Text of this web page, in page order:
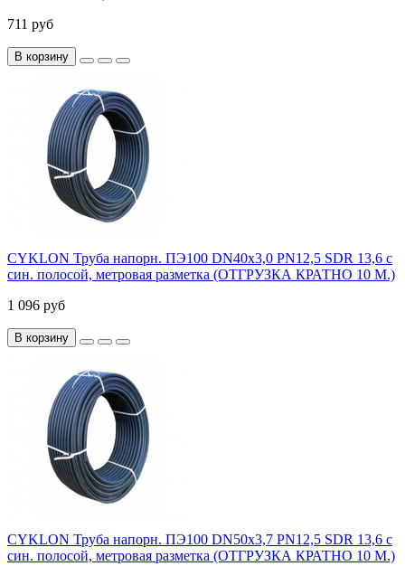
711 руб
В корзину
CYKLON Труба напорн. ПЭ100 DN40х3,0 PN12,5 SDR 13,6 с
син. полосой, метровая разметка (ОТГРУЗКА КРАТНО 10 М.)
1 096 руб
В корзину
CYKLON Труба напорн. ПЭ100 DN50х3,7 PN12,5 SDR 13,6 с
син. полосой, метровая разметка (ОТГРУЗКА КРАТНО 10 М.)